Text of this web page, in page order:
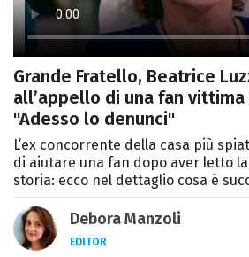
Grande Fratello, Beatrice
all’appello di una fan
"Adesso lo denunci"
L’ex concorrente della casa più
di aiutare una fan dopo aver letto
storia: ecco nel dettaglio cosa è
Debora Manzoli
EDITOR